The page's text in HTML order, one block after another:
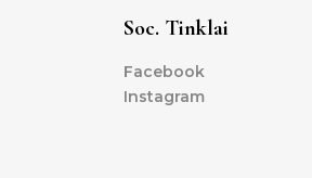
Soc. Tinklai
Facebook
Instagram